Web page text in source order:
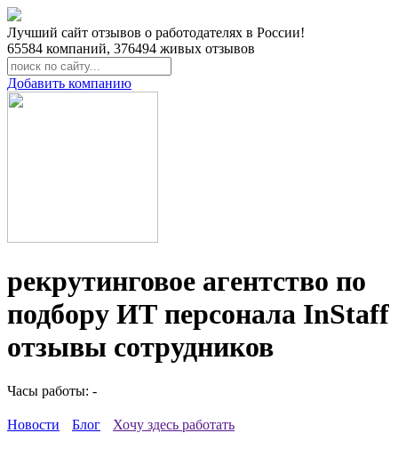
Лучший сайт отзывов о работодателях в России!
65584 компаний, 376494 живых отзывов
Добавить компанию
рекрутинговое агентство по
подбору ИТ персонала InStaff
отзывы сотрудников
Часы работы: -
Новости Блог Хочу здесь работать